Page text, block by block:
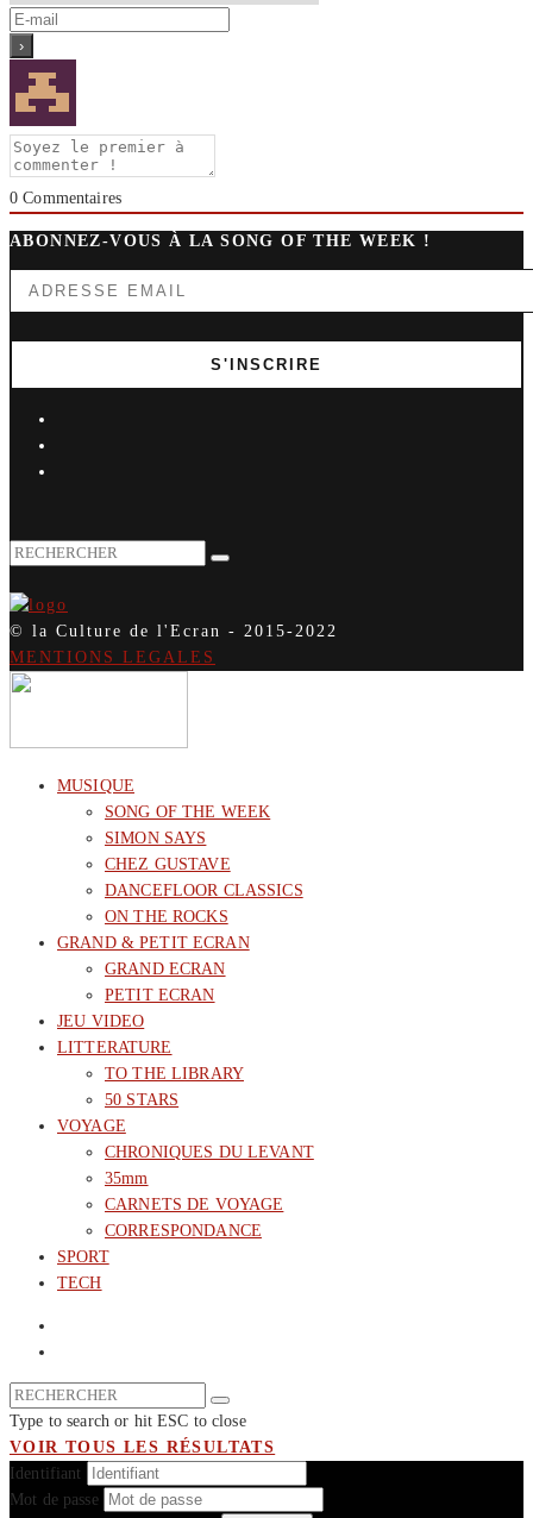
0 Commentaires
ABONNEZ-VOUS À LA SONG OF THE WEEK !
© la Culture de l'Ecran - 2015-2022
MENTIONS LEGALES
MUSIQUE
SONG OF THE WEEK
SIMON SAYS
CHEZ GUSTAVE
DANCEFLOOR CLASSICS
ON THE ROCKS
GRAND & PETIT ECRAN
GRAND ECRAN
PETIT ECRAN
JEU VIDEO
LITTERATURE
TO THE LIBRARY
50 STARS
VOYAGE
CHRONIQUES DU LEVANT
35mm
CARNETS DE VOYAGE
CORRESPONDANCE
SPORT
TECH
Type to search or hit ESC to close
VOIR TOUS LES RÉSULTATS
Identifiant
Mot de passe